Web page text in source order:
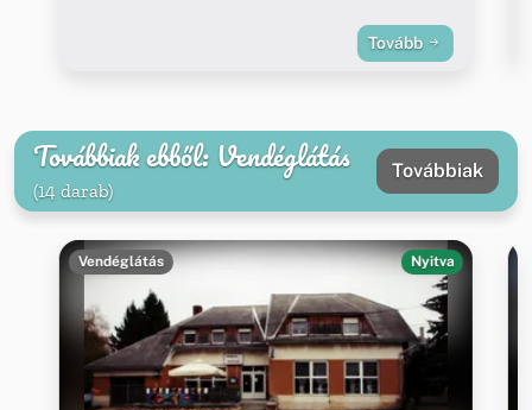
Tovább
Továbbiak ebből: Vendéglátás
(14 darab)
Továbbiak
Vendéglátás Nyitva